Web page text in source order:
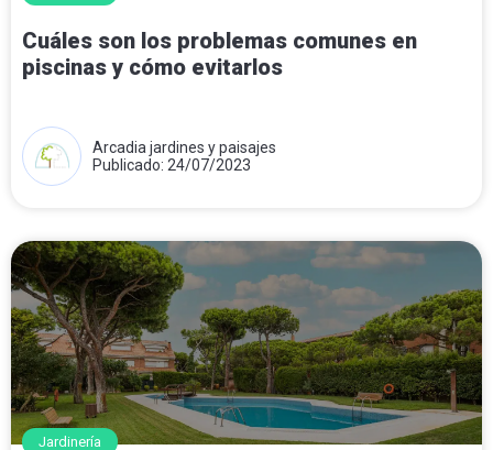
Cuáles son los problemas comunes en
piscinas y cómo evitarlos
Arcadia jardines y paisajes
Publicado: 24/07/2023
Jardinería